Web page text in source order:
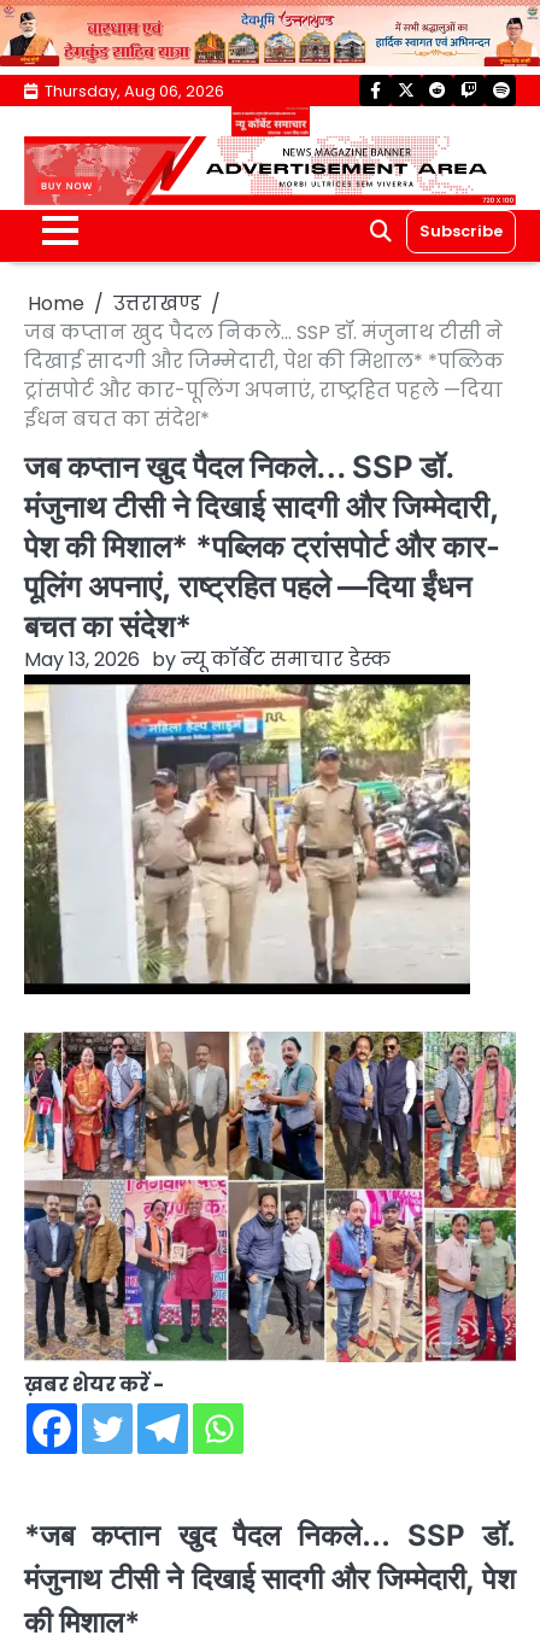
Skip
content
Thursday, Aug 06, 2026 facebook
twitterreddittwitch
Subscribe
Home
उत्तराखण्ड
जब कप्तान खुद पैदल निकले… SSP डॉ. मंजुनाथ टीसी ने
दिखाई सादगी और जिम्मेदारी, पेश की मिशाल* *पब्लिक
ट्रांसपोर्ट और कार-पूलिंग अपनाएं, राष्ट्रहित पहले —दिया
ईंधन बचत का संदेश*
जब कप्तान खुद पैदल निकले… SSP डॉ.
मंजुनाथ टीसी ने दिखाई सादगी और जिम्मेदारी,
पेश की मिशाल* *पब्लिक ट्रांसपोर्ट और कार-
पूलिंग अपनाएं, राष्ट्रहित पहले —दिया ईंधन
बचत का संदेश*
May 13, 2026 byन्यू कॉर्बेट समाचार डेस्क
ख़बर शेयर करें -
*जब कप्तान खुद पैदल निकले… SSP डॉ.
मंजुनाथ टीसी ने दिखाई सादगी और जिम्मेदारी, पेश
की मिशाल*